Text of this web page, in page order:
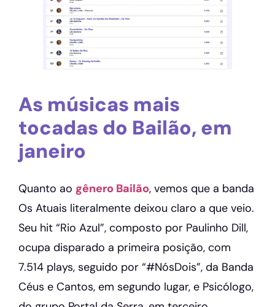
As músicas mais
tocadas do Bailão, em
janeiro
Quanto ao gênero Bailão, vemos que a banda
Os Atuais literalmente deixou claro a que veio.
Seu hit “Rio Azul”, composto por Paulinho Dill,
ocupa disparado a primeira posição, com
7.514 plays, seguido por “#NósDois”, da Banda
Céus e Cantos, em segundo lugar, e Psicólogo,